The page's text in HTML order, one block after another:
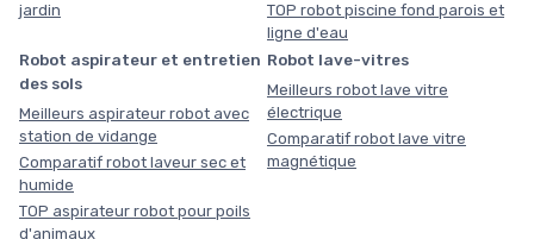
jardin
TOP robot piscine fond parois et
ligne d'eau
Robot aspirateur et entretien
des sols
Meilleurs aspirateur robot avec
station de vidange
Comparatif robot laveur sec et
humide
TOP aspirateur robot pour poils
d'animaux
Robot lave-vitres
Meilleurs robot lave vitre
électrique
Comparatif robot lave vitre
magnétique